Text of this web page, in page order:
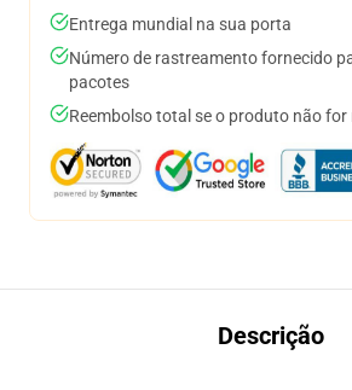
Entrega mundial na sua porta
Número de rastreamento fornecido
pacotes
Reembolso total se o produto não for
Descrição